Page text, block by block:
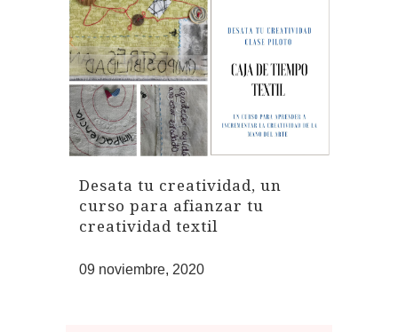
Desata tu creatividad, un
curso para afianzar tu
creatividad textil
09 noviembre, 2020